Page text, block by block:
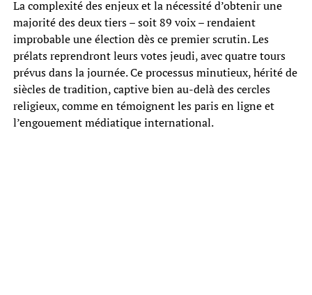
La complexité des enjeux et la nécessité d’obtenir une
majorité des deux tiers – soit 89 voix – rendaient
improbable une élection dès ce premier scrutin. Les
prélats reprendront leurs votes jeudi, avec quatre tours
prévus dans la journée. Ce processus minutieux, hérité de
siècles de tradition, captive bien au-delà des cercles
religieux, comme en témoignent les paris en ligne et
l’engouement médiatique international.